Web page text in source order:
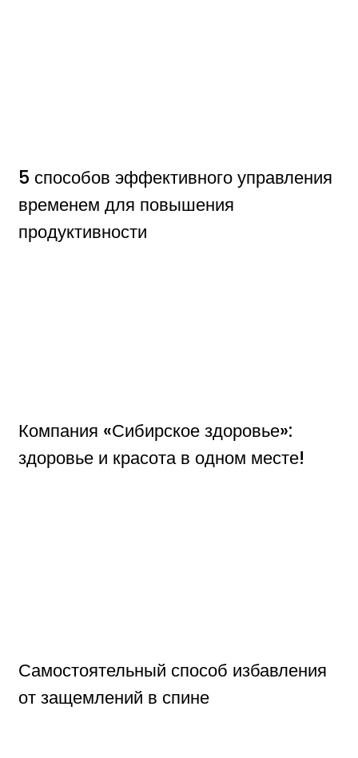
5 способов эффективного управления
временем для повышения
продуктивности
Компания «Сибирское здоровье»:
здоровье и красота в одном месте!
Самостоятельный способ избавления
от защемлений в спине